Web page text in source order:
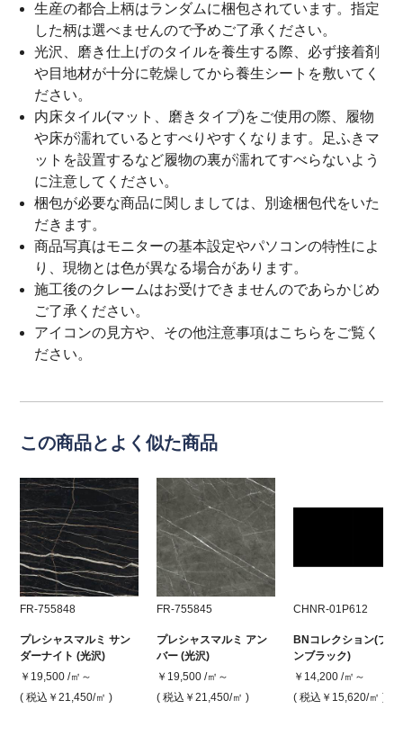
生産の都合上柄はランダムに梱包されています。指定
した柄は選べませんので予めご了承ください。
光沢、磨き仕上げのタイルを養生する際、必ず接着剤
や目地材が十分に乾燥してから養生シートを敷いてく
ださい。
内床タイル(マット、磨きタイプ)をご使用の際、履物
や床が濡れているとすべりやすくなります。足ふきマ
ットを設置するなど履物の裏が濡れてすべらないよう
に注意してください。
梱包が必要な商品に関しましては、別途梱包代をいた
だきます。
商品写真はモニターの基本設定やパソコンの特性によ
り、現物とは色が異なる場合があります。
施工後のクレームはお受けできませんのであらかじめ
ご了承ください。
アイコンの見方や、その他注意事項はこちら をご覧く
ださい。
この商品とよく似た商品
FR-755848
プレシャスマルミ サン
ダーナイト (光沢)
￥19,500 /㎡～
( 税込￥21,450/㎡ )
FR-755845
プレシャスマルミ アン
バー (光沢)
￥19,500 /㎡～
( 税込￥21,450/㎡ )
CHNR-01P612
BNコレクション(プレ
ンブラック)
￥14,200 /㎡～
( 税込￥15,620/㎡ )